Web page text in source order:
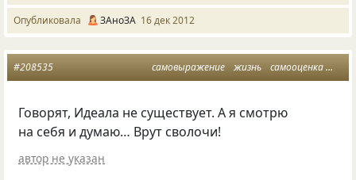
Опубликовала ЗАноЗА 16 дек 2012
самовыражение жизнь самооценка
#208535
Говорят, Идеала не существует. А я смотрю
на себя и думаю… Врут сволочи!
автор не указан